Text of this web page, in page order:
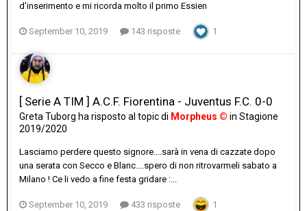
d'inserimento e mi ricorda molto il primo Essien
September 10, 2019 143 risposte 1
[ Serie A TIM ] A.C.F. Fiorentina - Juventus F.C. 0-0
Greta Tuborg ha risposto al topic di Morpheus © in Stagione
2019/2020
Lasciamo perdere questo signore....sarà in vena di cazzate dopo
una serata con Secco e Blanc....spero di non ritrovarmeli sabato a
Milano ! Ce li vedo a fine festa gridare :...
September 10, 2019 433 risposte 1